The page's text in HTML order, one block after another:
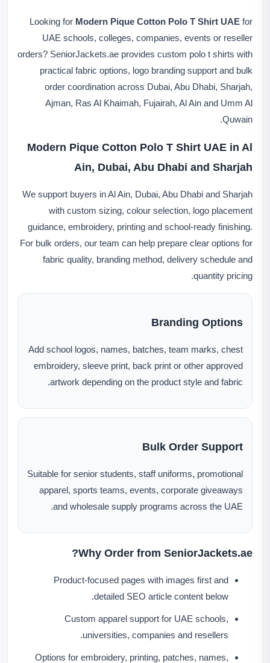
Looking for Modern Pique Cotton Polo T Shirt UAE for
UAE schools, colleges, companies, events or reseller
orders? SeniorJackets.ae provides custom polo t shirts with
practical fabric options, logo branding support and bulk
order coordination across Dubai, Abu Dhabi, Sharjah,
Ajman, Ras Al Khaimah, Fujairah, Al Ain and Umm Al
Quwain.
Modern Pique Cotton Polo T Shirt UAE in Al
Ain, Dubai, Abu Dhabi and Sharjah
We support buyers in Al Ain, Dubai, Abu Dhabi and Sharjah
with custom sizing, colour selection, logo placement
guidance, embroidery, printing and school-ready finishing.
For bulk orders, our team can help prepare clear options for
fabric quality, branding method, delivery schedule and
quantity pricing.
Branding Options
Add school logos, names, batches, team marks, chest
embroidery, sleeve print, back print or other approved
artwork depending on the product style and fabric.
Bulk Order Support
Suitable for senior students, staff uniforms, promotional
apparel, sports teams, events, corporate giveaways
and wholesale supply programs across the UAE.
Why Order from SeniorJackets.ae?
Product-focused pages with images first and
detailed SEO article content below.
Custom apparel support for UAE schools,
universities, companies and resellers.
Options for embroidery, printing, patches, names,